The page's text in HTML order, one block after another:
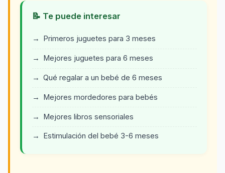
📝 Te puede interesar
Primeros juguetes para 3 meses
Mejores juguetes para 6 meses
Qué regalar a un bebé de 6 meses
Mejores mordedores para bebés
Mejores libros sensoriales
Estimulación del bebé 3-6 meses